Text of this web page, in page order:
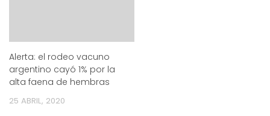
Alerta: el rodeo vacuno
argentino cayó 1% por la
alta faena de hembras
25 ABRIL, 2020